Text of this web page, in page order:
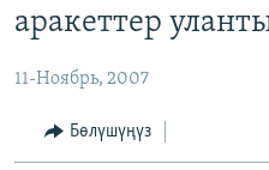
БҮГҮН АЗАТТЫКТА
ЭКСПЕРТТЕР ТАЛДАЙТ
ПОДКАСТ
ӨЗГӨЧӨ ПИКИР
аракеттер
11-Ноябрь, 2007
Бөлүшүңүз